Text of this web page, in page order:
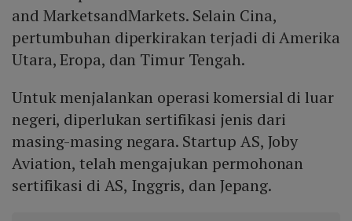
and MarketsandMarkets. Selain Cina,
pertumbuhan diperkirakan terjadi di Amerika
Utara, Eropa, dan Timur Tengah.
Untuk menjalankan operasi komersial di luar
negeri, diperlukan sertifikasi jenis dari
masing-masing negara. Startup AS, Joby
Aviation, telah mengajukan permohonan
sertifikasi di AS, Inggris, dan Jepang.